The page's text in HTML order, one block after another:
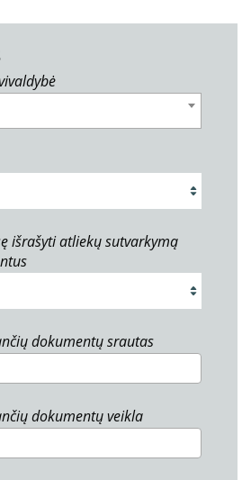
išrašyti atliekų sutvarkymą
dokumentų srautas
dokumentų veikla